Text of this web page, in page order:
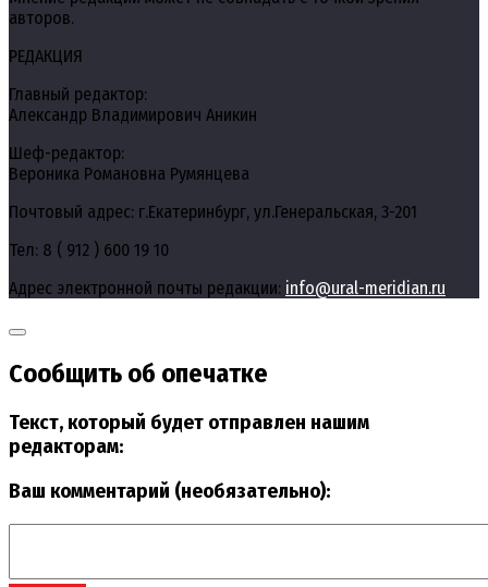
авторов.
РЕДАКЦИЯ
Главный редактор:
Александр Владимирович Аникин
Шеф-редактор:
Вероника Романовна Румянцева
Почтовый адрес: г.Екатеринбург, ул.Генеральская, 3-201
Тел: 8 ( 912 ) 600 19 10
Адрес электронной почты редакции: info@ural-meridian.ru
Сообщить об опечатке
Текст, который будет отправлен нашим
редакторам:
Ваш комментарий (необязательно):